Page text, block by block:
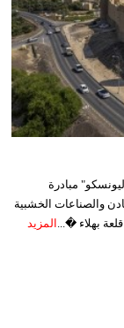
مبادرة
والصناعات الخشبية
بهلاء �... المزيد